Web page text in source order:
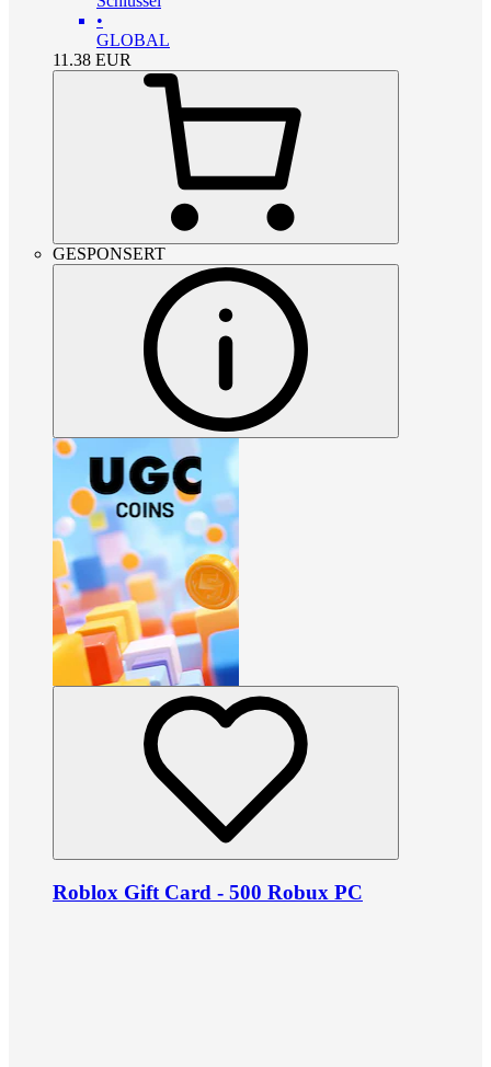
•
GLOBAL
11.38 EUR
GESPONSERT
Roblox Gift Card - 500 Robux PC